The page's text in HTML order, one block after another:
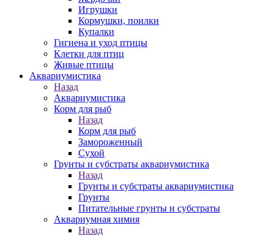
Игрушки
Кормушки, поилки
Купалки
Гигиена и уход птицы
Клетки для птиц
Живые птицы
Аквариумистика
Назад
Аквариумистика
Корм для рыб
Назад
Корм для рыб
Замороженный
Сухой
Грунты и субстраты аквариумистика
Назад
Грунты и субстраты аквариумистика
Грунты
Питательные грунты и субстраты
Аквариумная химия
Назад